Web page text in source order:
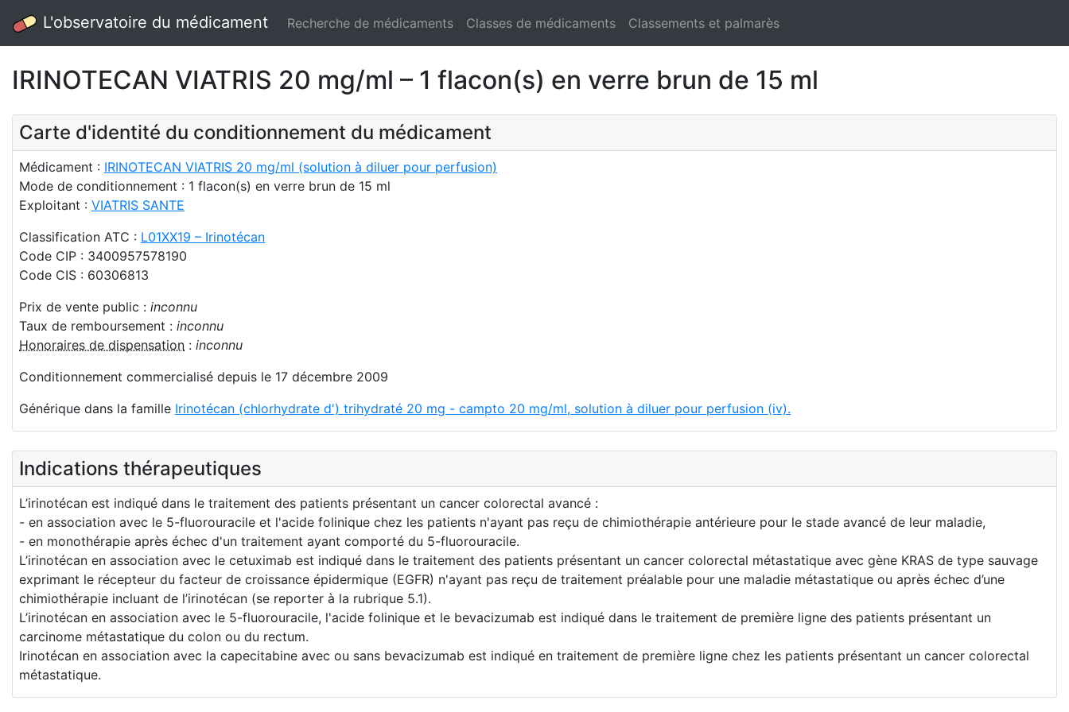
L'observatoire du médicament Recherche de médicaments Classes de médicaments Classements et palmarès
IRINOTECAN VIATRIS 20 mg/ml – 1 flacon(s) en verre brun de 15 ml
Carte d'identité du conditionnement du médicament
Médicament : IRINOTECAN VIATRIS 20 mg/ml (solution à diluer pour perfusion)
Mode de conditionnement : 1 flacon(s) en verre brun de 15 ml
Exploitant : VIATRIS SANTE
Classification ATC : L01XX19 – Irinotécan
Code CIP : 3400957578190
Code CIS : 60306813
Prix de vente public : inconnu
Taux de remboursement : inconnu
Honoraires de dispensation : inconnu
Conditionnement commercialisé depuis le 17 décembre 2009
Générique dans la famille Irinotécan (chlorhydrate d') trihydraté 20 mg - campto 20 mg/ml, solution à diluer pour perfusion (iv).
Indications thérapeutiques
L’irinotécan est indiqué dans le traitement des patients présentant un cancer colorectal avancé :
- en association avec le 5-fluorouracile et l'acide folinique chez les patients n'ayant pas reçu de chimiothérapie antérieure pour le stade avancé de leur maladie,
- en monothérapie après échec d'un traitement ayant comporté du 5-fluorouracile.
L’irinotécan en association avec le cetuximab est indiqué dans le traitement des patients présentant un cancer colorectal métastatique avec gène KRAS de type sauvage
exprimant le récepteur du facteur de croissance épidermique (EGFR) n'ayant pas reçu de traitement préalable pour une maladie métastatique ou après échec d’une
chimiothérapie incluant de l’irinotécan (se reporter à la rubrique 5.1).
L’irinotécan en association avec le 5-fluorouracile, l'acide folinique et le bevacizumab est indiqué dans le traitement de première ligne des patients présentant un
carcinome métastatique du colon ou du rectum.
Irinotécan en association avec la capecitabine avec ou sans bevacizumab est indiqué en traitement de première ligne chez les patients présentant un cancer colorectal
métastatique.